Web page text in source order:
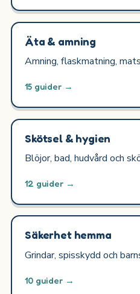
Äta & amning
Amning, flaskmatning,
15 guider →
Skötsel & hygien
Blöjor, bad, hudvård och
12 guider →
Säkerhet hemma
Grindar, spisskydd och
10 guider →